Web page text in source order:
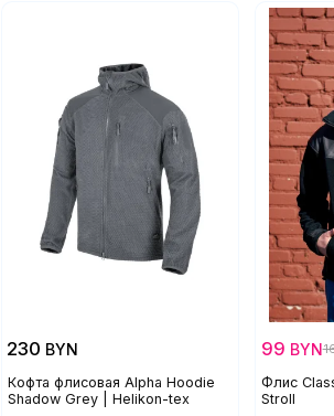
Кофта флисовая Alpha Hoodie
Shadow Grey | Helikon-tex
230 BYN
Флис
Stroll
99 BYN